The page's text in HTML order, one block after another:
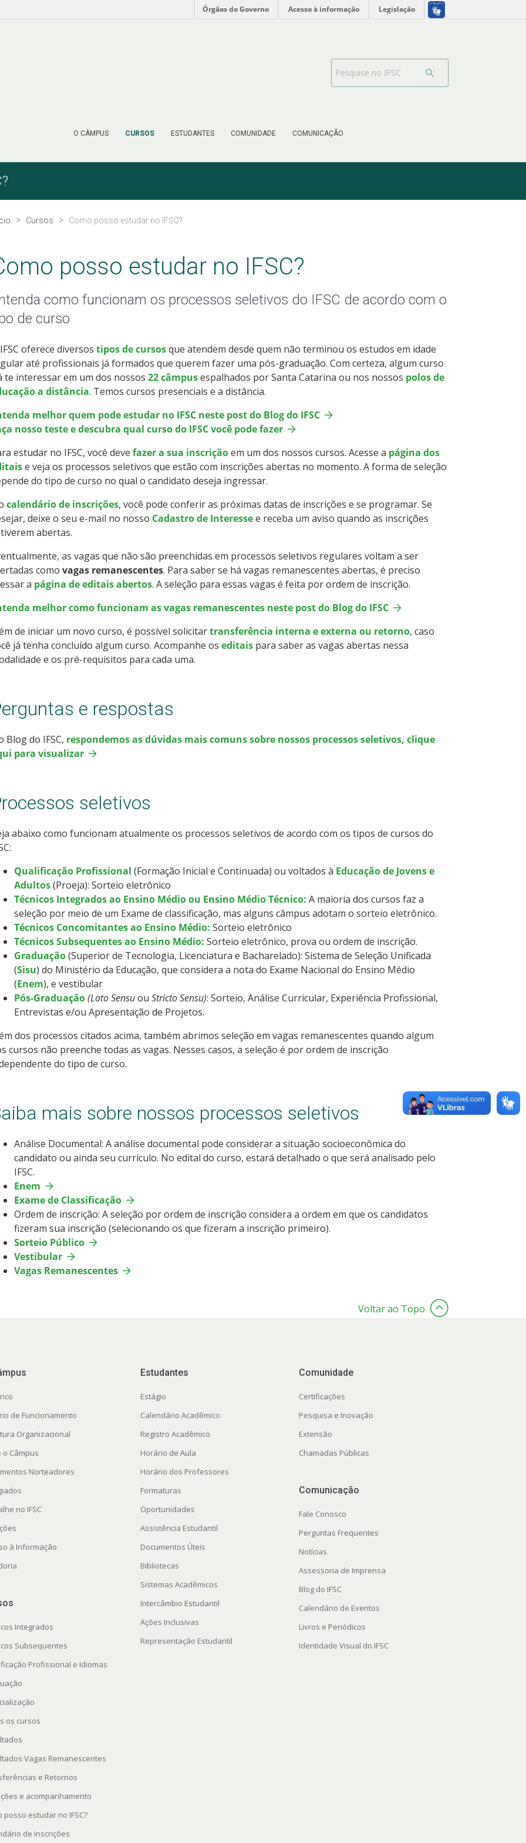
Órgãos do Governo Acesso à informação Legislação
O CÂMPUS CURSOS ESTUDANTES COMUNIDADE COMUNICAÇÃO
Barra de busca
Cursos Como posso estudar no IFSC?
posso estudar no IFSC?
como funcionam os processos seletivos do IFSC de acordo com o
de curso
oferece diversos tipos de cursosque atendem desde quem não terminou os estudos em idade
até profissionais já formados que querem fazer uma pós-graduação. Com certeza, algum curso
te interessar em um dos nossos 22 câmpusespalhados por Santa Catarina ou nos nossos polos de
a distância. Temos cursos presenciais e a distância.
melhor quem pode estudar no IFSC neste post do Blog do IFSC
nosso teste e descubra qual curso do IFSC você pode fazer
estudar no IFSC, você deve fazer a sua inscriçãoem um dos nossos cursos. Acesse a página dos
e veja os processos seletivos que estão com inscrições abertas no momento. A forma de seleção
do tipo de curso no qual o candidato deseja ingressar.
calendário de inscrições, você pode conferir as próximas datas de inscrições e se programar. Se
deixe o seu e-mail no nosso Cadastro de Interessee receba um aviso quando as inscrições
abertas.
as vagas que não são preenchidas em processos seletivos regulares voltam a ser
como vagas remanescentes. Para saber se há vagas remanescentes abertas, é preciso
a página de editais abertos. A seleção para essas vagas é feita por ordem de inscrição.
melhor como funcionam as vagas remanescentes neste post do Blog do IFSC
de iniciar um novo curso, é possível solicitartransferência interna e externa ou retorno, caso
já tenha concluído algum curso. Acompanhe os editaispara saber as vagas abertas nessa
e os pré-requisitos para cada uma.
e respostas
Blog do IFSC, respondemos as dúvidas mais comuns sobre nossos processos seletivos, clique
para visualizar
seletivos
abaixo como funcionam atualmente os processos seletivos de acordo com os tipos de cursos do
Qualificação Profissional (Formação Inicial e Continuada) ou voltados à Educação de Jovens e
Adultos(Proeja): Sorteio eletrônico
Técnicos Integrados ao Ensino Médio ou Ensino Médio Técnico: A maioria dos cursos faz a
seleção por meio de um Exame de classificação, mas alguns câmpus adotam o sorteio eletrônico.
Técnicos Concomitantes ao Ensino Médio: Sorteio eletrônico
Técnicos Subsequentes ao Ensino Médio: Sorteio eletrônico, prova ou ordem de inscrição.
Graduação(Superior de Tecnologia, Licenciatura e Bacharelado): Sistema de Seleção Unificada
(Sisu) do Ministério da Educação, que considera a nota do Exame Nacional do Ensino Médio
(Enem), e vestibular
Pós-Graduação(Lato Sensuou Stricto Sensu): Sorteio, Análise Curricular, Experiência Profissional,
Entrevistas e/ou Apresentação de Projetos.
dos processos citados acima, também abrimos seleção em vagas remanescentes quando algum
cursos não preenche todas as vagas. Nesses casos, a seleção é por ordem de inscrição
do tipo de curso.
mais sobre nossos processos seletivos
Análise Documental: A análise documental pode considerar a situação socioeconômica do
candidato ou ainda seu currículo. No edital do curso, estará detalhado o que será analisado pelo
IFSC.
Enem
Exame de Classificação
Ordem de inscrição: A seleção por ordem de inscrição considera a ordem em que os candidatos
fizeram sua inscrição (selecionando os que fizeram a inscrição primeiro).
Sorteio Público
Vestibular
Vagas Remanescentes
Voltar ao Topo
de Funcionamento
Organizacional
o Câmpus
Norteadores
no IFSC
à Informação
Integrados
Subsequentes
Profissional e Idiomas
os cursos
Vagas Remanescentes
e Retornos
e acompanhamento
posso estudar no IFSC?
de inscrições
Estudantes
Estágio
Calendário Acadêmico
Registro Acadêmico
Horário de Aula
Horário dos Professores
Formaturas
Oportunidades
Assistência Estudantil
Documentos Úteis
Bibliotecas
Sistemas Acadêmicos
Intercâmbio Estudantil
Ações Inclusivas
Representação Estudantil
Comunidade
Certificações
Pesquisa e Inovação
Extensão
Chamadas Públicas
Comunicação
Fale Conosco
Perguntas Frequentes
Notícias
Assessoria de Imprensa
Blog do IFSC
Calendário de Eventos
Livros e Periódicos
Identidade Visual do IFSC